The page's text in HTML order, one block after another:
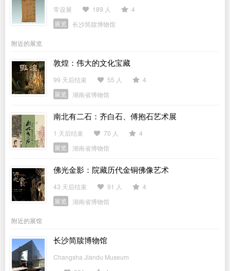
常设展 189 人
4
展览
长沙简牍博物馆
附近的展览
敦煌：伟大的文化宝藏
99 天后结束 55 人
4
展览
湖南省博物馆
南北有二石：齐白石、傅抱石艺术展
1 天后结束 70 人
4
展览
湖南省博物馆
佛光金影：院藏历代金铜佛像艺术
43 天后结束 91 人
4
展览
湖南省博物馆
附近的展馆
长沙简牍博物馆
Changsha Jiandu Museum